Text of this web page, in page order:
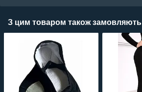
З цим товаром також замовляють